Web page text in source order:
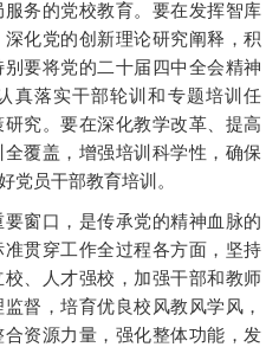
务的党校教育。要在发挥智库
化党的创新理论研究阐释，积
要将党的二十届四中全会精神
真落实干部轮训和专题培训任
究。要在深化教学改革、提高
覆盖，增强培训科学性，确保
党员干部教育培训。
窗口，是传承党的精神血脉的
贯穿工作全过程各方面，坚持
、人才强校，加强干部和教师
督，培育优良校风教风学风，
资源力量，强化整体功能，发